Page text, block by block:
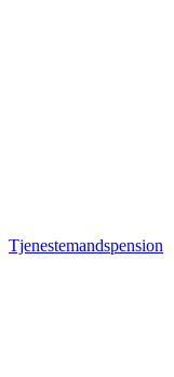
Tjenestemandspension